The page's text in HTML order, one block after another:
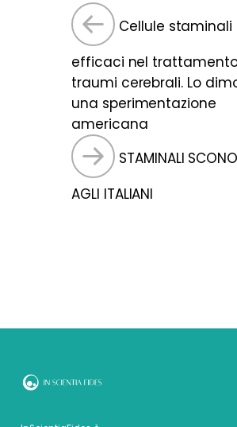
Cellule
efficaci nel
traumi cerebrali. Lo
una sperimentazione
americana
STAMINALI
AGLI ITALIANI